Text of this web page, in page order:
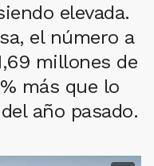
elevada.
el número a
millones de
más que lo
año pasado.